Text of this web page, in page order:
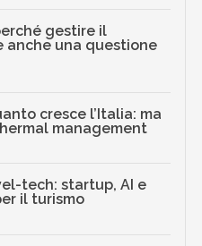
gestire il
anche una questione
cresce l’Italia: ma
management
tech: startup, AI e
il turismo